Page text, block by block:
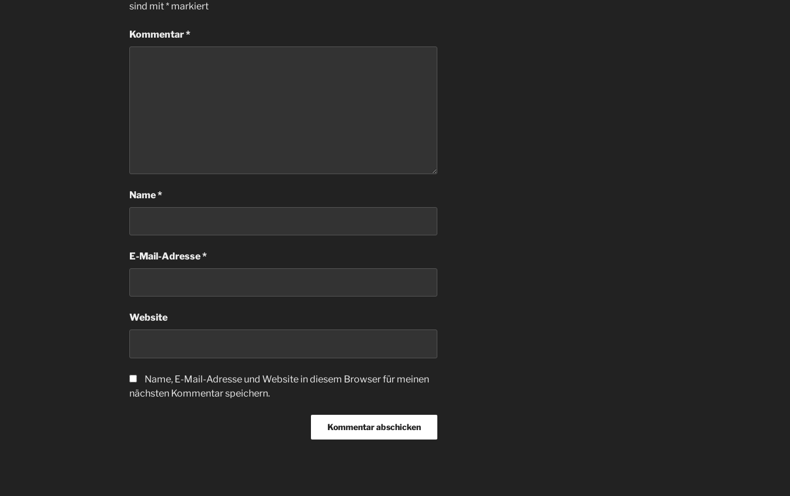
sind mit* markiert
Kommentar*
Name*
E-Mail-Adresse*
Website
Name, E-Mail-Adresse und Website in diesem Browser für meinen
nächsten Kommentar speichern.